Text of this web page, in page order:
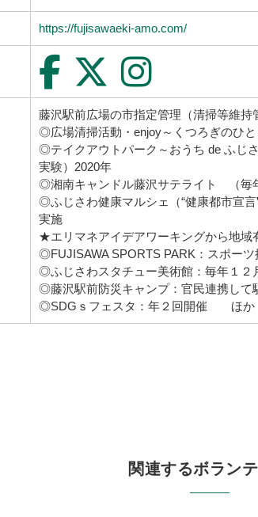
https://fujisawaeki-amo.com/
藤沢駅前広場の市指定管理（清掃等維持
◎広場清掃活動・enjoy～くつろぎのひ
◎テイクアウトパーク～おうち de ふじ
実験）2020年
◎湘南キャンドル藤沢サテライト （毎
◎ふじさわ健康マルシェ（“健康都市宣
実施
★エリマネアイデアワーキングから地域
◎FUJISAWA SPORTS PARK：スポー
◎ふじさわスタチュー美術館：毎年１２
◎藤沢駅前防災キャンプ：官民連携して
◎SDGｓフェスタ：年２回開催 ほか
関連するボラン